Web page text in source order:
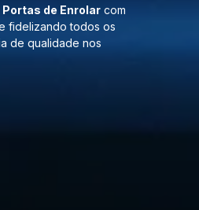
Portas de Enrolar com
fidelizando todos os
de qualidade nos